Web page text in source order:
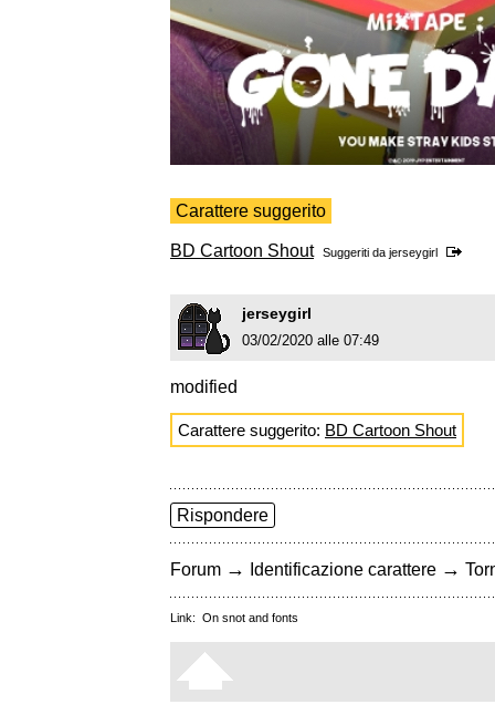
Carattere suggerito
BD Cartoon Shout Suggeriti da jerseygirl
jerseygirl
03/02/2020 alle 07:49
modified
Carattere suggerito: BD Cartoon Shout
Rispondere
Forum → Identificazione carattere →
Link: On snot and fonts